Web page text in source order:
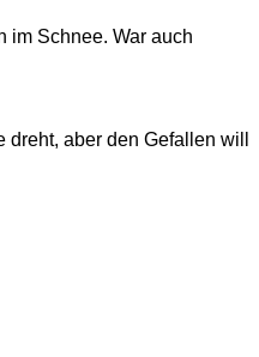
im Schnee. War auch
aber den Gefallen will